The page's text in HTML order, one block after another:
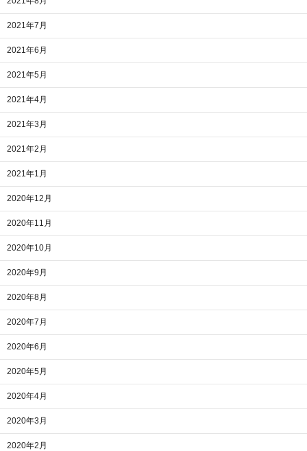
2021年7月
2021年6月
2021年5月
2021年4月
2021年3月
2021年2月
2021年1月
2020年12月
2020年11月
2020年10月
2020年9月
2020年8月
2020年7月
2020年6月
2020年5月
2020年4月
2020年3月
2020年2月